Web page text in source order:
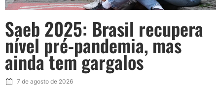
Saeb 2025: Brasil recupera
nível pré-pandemia, mas
ainda tem gargalos
7 de agosto de 2026